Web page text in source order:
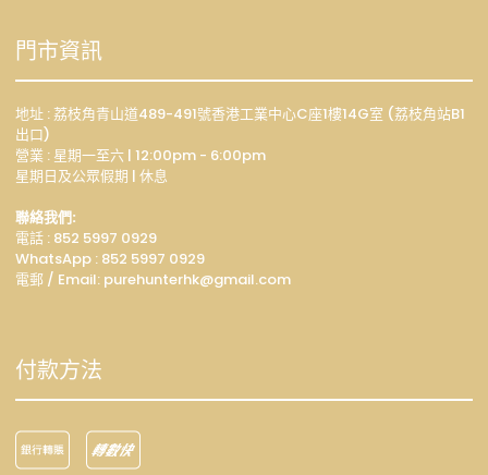
門市資訊
地址 : 荔枝角青山道489-491號香港工業中心C座1樓14G室 (荔枝角站B1
出口)
營業 : 星期一至六 | 12:00pm - 6:00pm
星期日及公眾假期 | 休息
聯絡我們:
電話 : 852 5997 0929
WhatsApp : 852 5997 0929
電郵 / Email: purehunterhk@gmail.com
付款方法